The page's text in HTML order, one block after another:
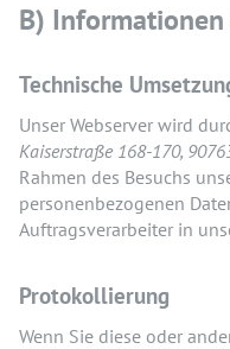
B)
Technische
Unser Webserver wird
Kaiserstraße 168-170,
Rahmen des Besuchs
personenbezogenen
Auftragsverarbeiter in
Protokollierung
Wenn Sie diese oder